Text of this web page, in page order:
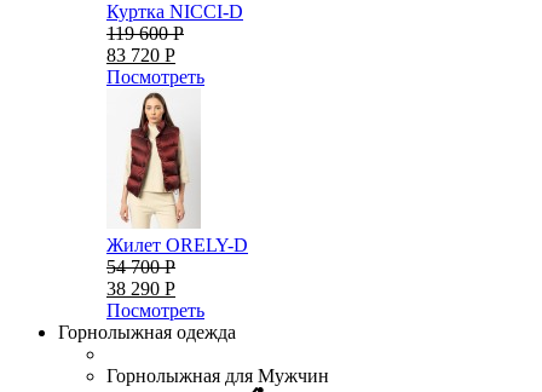
Куртка NICCI-D
119 600 Р
83 720 Р
Посмотреть
Жилет ORELY-D
54 700 Р
38 290 Р
Посмотреть
Горнолыжная одежда
Горнолыжная для Мужчин